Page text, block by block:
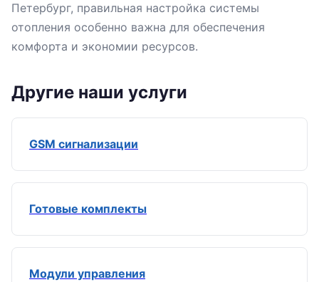
Петербург, правильная настройка системы
отопления особенно важна для обеспечения
комфорта и экономии ресурсов.
Другие наши услуги
GSM сигнализации
Готовые комплекты
Модули управления